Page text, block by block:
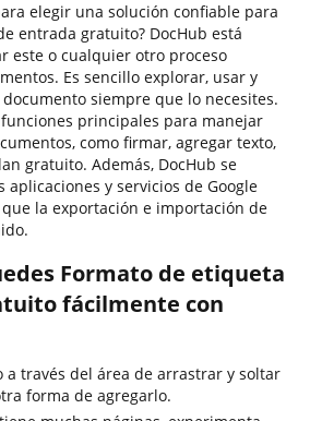
elegir una solución confiable para
entrada gratuito? DocHub está
este o cualquier otro proceso
Es sencillo explorar, usar y
siempre que lo necesites.
funciones principales para manejar
como firmar, agregar texto,
gratuito. Además, DocHub se
y servicios de Google
la exportación e importación de
Formato de etiqueta
fácilmente con
a través del área de arrastrar y soltar
forma de agregarlo.